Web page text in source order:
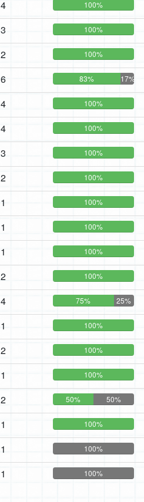
4 100%
3 100%
2 100%
6 83% 17%
4 100%
4 100%
3 100%
2 100%
1 100%
1 100%
1 100%
2 100%
4 75% 25%
1 100%
2 100%
1 100%
2 50% 50%
1 100%
1 100%
1 100%